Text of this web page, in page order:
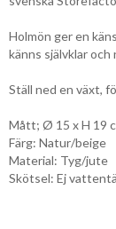
Holmön ger en
känns självklar
Ställ ned en växt,
Mått; Ø 15 x H 19
Färg: Natur/beige
Material: Tyg/jute
Skötsel: Ej